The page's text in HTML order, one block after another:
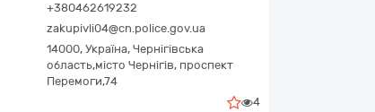
+380462619232
zakupivli04@cn.police.gov.ua
14000, Україна, Чернігівська
область,місто Чернігів, проспект
Перемоги,74
4